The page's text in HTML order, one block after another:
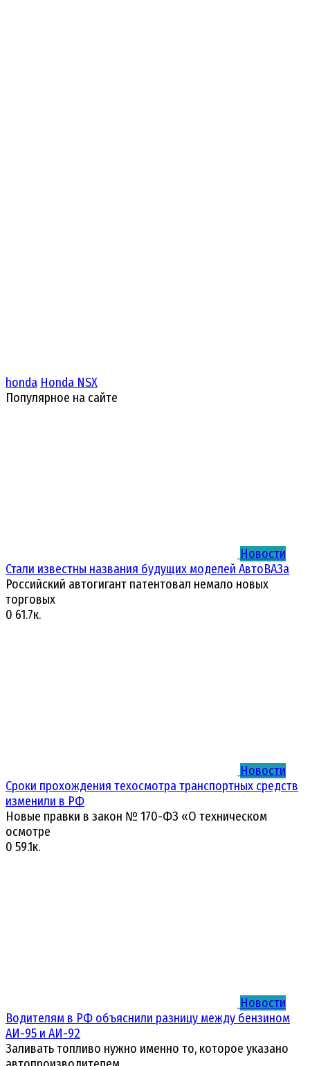
honda Honda NSX
Популярное на сайте
Новости
Стали известны названия будущих моделей АвтоВАЗа
Российский автогигант патентовал немало новых
торговых
0 61.7к.
Новости
Сроки прохождения техосмотра транспортных средств
изменили в РФ
Новые правки в закон № 170-ФЗ «О техническом
осмотре
0 59.1к.
Новости
Водителям в РФ объяснили разницу между бензином
АИ-95 и АИ-92
Заливать топливо нужно именно то, которое указано